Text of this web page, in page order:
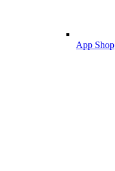
App Shop